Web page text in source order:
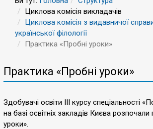
Циклова комісія викладачів
Циклова комісія з видавничої
української філології
Практика «Пробні уроки»
Практика «Пробні уроки»
Здобувачі освіти ІІІ курсу спеціальності
на базі освітніх закладів Києва
уроки».